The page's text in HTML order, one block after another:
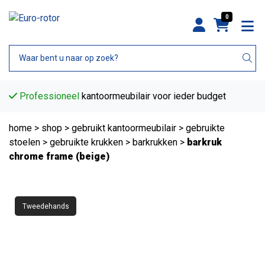
0
Professioneel kantoormeubilair voor ieder budget
home > shop > gebruikt kantoormeubilair > gebruikte
stoelen > gebruikte krukken > barkrukken > barkruk
chrome frame (beige)
Tweedehands